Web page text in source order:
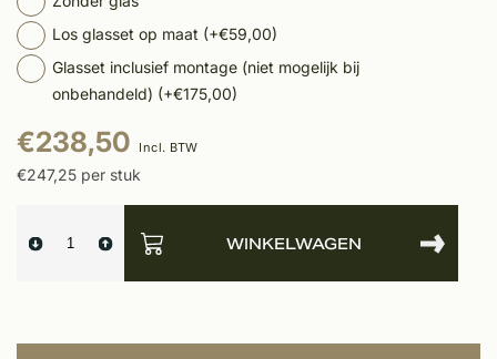
Los glasset op maat (+€59,00)
Glasset inclusief montage (niet mogelijk bij
onbehandeld) (+€175,00)
€238,50 Incl. BTW
€247,25 per stuk
WINKELWAGEN